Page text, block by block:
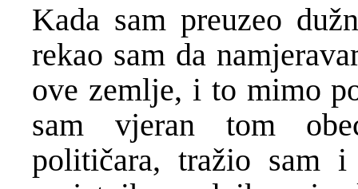
Kada sam preuzeo
rekao sam da
ove zemlje, i to mimo
sam vjeran tom
političara, tražio sam i